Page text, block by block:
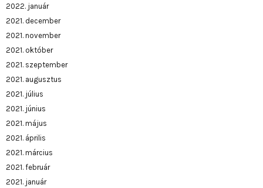
2022. január
2021. december
2021. november
2021. október
2021. szeptember
2021. augusztus
2021. július
2021. június
2021. május
2021. április
2021. március
2021. február
2021. január